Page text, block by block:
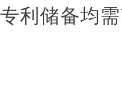
专利储备均